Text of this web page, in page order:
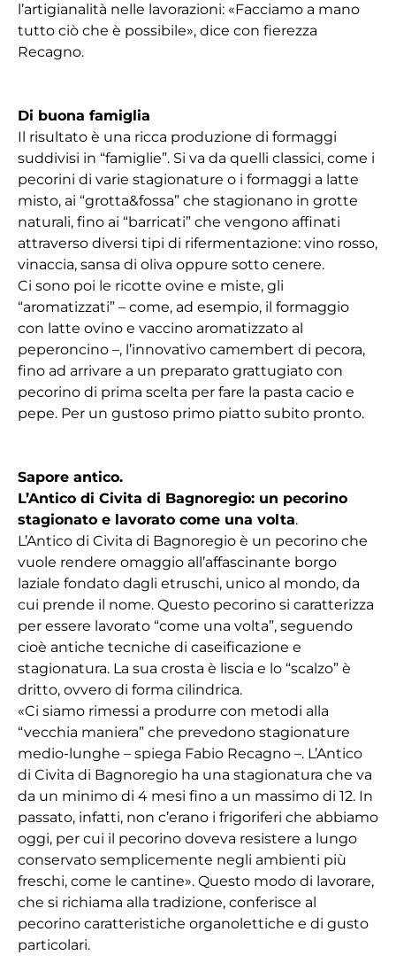
l’artigianalità nelle lavorazioni: «Facciamo a mano
tutto ciò che è possibile», dice con fierezza
Recagno.
Di buona famiglia
Il risultato è una ricca produzione di formaggi
suddivisi in “famiglie”. Si va da quelli classici, come i
pecorini di varie stagionature o i formaggi a latte
misto, ai “grotta&fossa” che stagionano in grotte
naturali, fino ai “barricati” che vengono affinati
attraverso diversi tipi di rifermentazione: vino rosso,
vinaccia, sansa di oliva oppure sotto cenere.
Ci sono poi le ricotte ovine e miste, gli
“aromatizzati” – come, ad esempio, il formaggio
con latte ovino e vaccino aromatizzato al
peperoncino –, l’innovativo camembert di pecora,
fino ad arrivare a un preparato grattugiato con
pecorino di prima scelta per fare la pasta cacio e
pepe. Per un gustoso primo piatto subito pronto.
Sapore antico.
L’Antico di Civita di Bagnoregio: un pecorino
stagionato e lavorato come una volta.
L’Antico di Civita di Bagnoregio è un pecorino che
vuole rendere omaggio all’affascinante borgo
laziale fondato dagli etruschi, unico al mondo, da
cui prende il nome. Questo pecorino si caratterizza
per essere lavorato “come una volta”, seguendo
cioè antiche tecniche di caseificazione e
stagionatura. La sua crosta è liscia e lo “scalzo” è
dritto, ovvero di forma cilindrica.
«Ci siamo rimessi a produrre con metodi alla
“vecchia maniera” che prevedono stagionature
medio-lunghe – spiega Fabio Recagno –. L’Antico
di Civita di Bagnoregio ha una stagionatura che va
da un minimo di 4 mesi fino a un massimo di 12. In
passato, infatti, non c’erano i frigoriferi che abbiamo
oggi, per cui il pecorino doveva resistere a lungo
conservato semplicemente negli ambienti più
freschi, come le cantine». Questo modo di lavorare,
che si richiama alla tradizione, conferisce al
pecorino caratteristiche organolettiche e di gusto
particolari.